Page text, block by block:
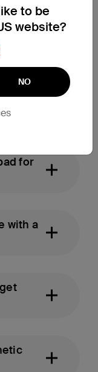
因素，挑選磁吸行
的使用需求。若能
的品牌，便能安
of
for
with a
to be
website?
NO